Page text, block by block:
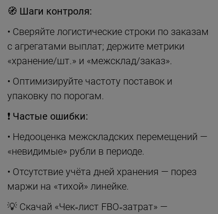
🧭 Шаги контроля:
• Сверяйте логистические строки по заказам
с агрегатами выплат; держите метрики
«хранение/шт.» и «межсклад/заказ».
• Оптимизируйте частоту поставок и
упаковку по порогам.
❗ Частые ошибки:
• Недооценка межскладских перемещений —
«невидимые» рубли в периоде.
• Отсутствие учёта дней хранения — порез
маржи на «тихой» линейке.
💡 Скачай «Чек‑лист FBO‑затрат» —